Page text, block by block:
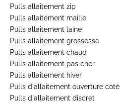
Pulls allaitement zip
Pulls allaitement maille
Pulls allaitement laine
Pulls allaitement grossesse
Pulls allaitement chaud
Pulls allaitement pas cher
Pulls allaitement hiver
Pulls d'allaitement ouverture coté
Pulls d'allaitement discret